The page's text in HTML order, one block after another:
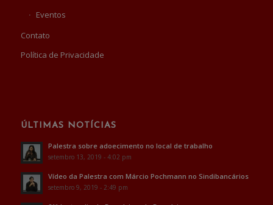
Eventos
Contato
Política de Privacidade
ÚLTIMAS NOTÍCIAS
Palestra sobre adoecimento no local de trabalho
setembro 13, 2019 - 4:02 pm
Vídeo da Palestra com Márcio Pochmann no Sindibancários
setembro 9, 2019 - 2:49 pm